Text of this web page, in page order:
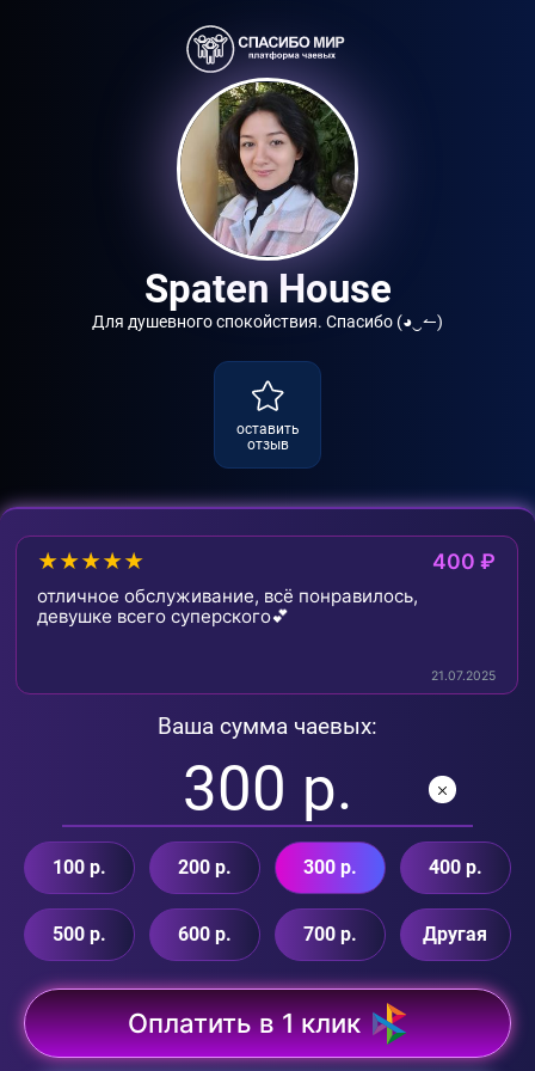
Spaten House
Для душевного спокойствия. Спасибо (◕‿↼)
оставить
отзыв
★★★★★ 400 ₽
отличное обслуживание, всё понравилось,
девушке всего суперского💕
21.07.2025
Ваша сумма чаевых:
100 р. 200 р. 300 р. 400 р.
500 р. 600 р. 700 р. Другая
Оплатить в 1 клик